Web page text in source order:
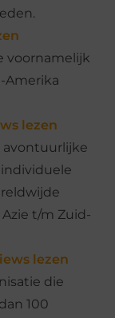
voornamelijk
Amerika
lezen
avontuurlijke
t/m Zuid-
lezen
die
100